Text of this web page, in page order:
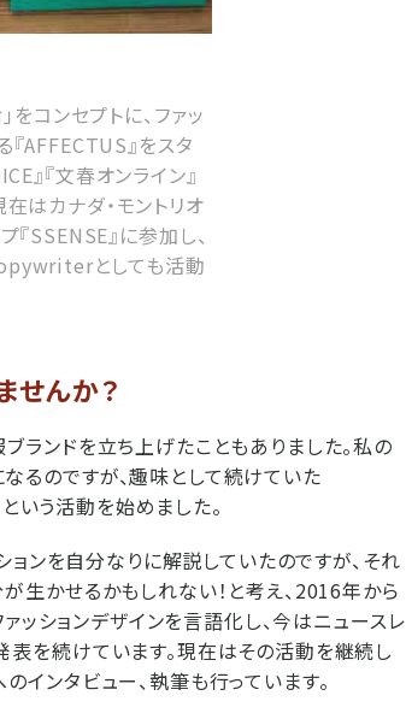
をコンセプトに、ファッ
AFFECTUS』をスタ
』『文春オンライン』
はカナダ・モントリオ
『SSENSE』に参加し、
としても活動
せんか？
ランドを立ち上げたこともありました。私の
るのですが、趣味として続けていた
いう活動を始めました。
ンを自分なりに解説していたのですが、それ
生かせるかもしれない！と考え、2016年から
ッションデザインを言語化し、今はニュースレ
表を続けています。現在はその活動を継続し
インタビュー、執筆も行っています。